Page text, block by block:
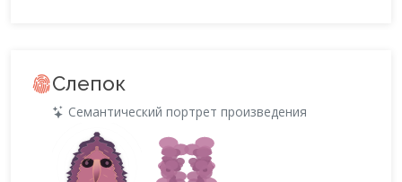
Слепок
Семантический портрет произведения